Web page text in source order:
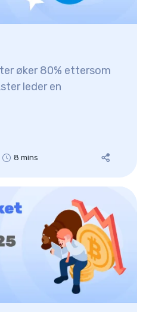
øker 80% ettersom
leder en
8 mins